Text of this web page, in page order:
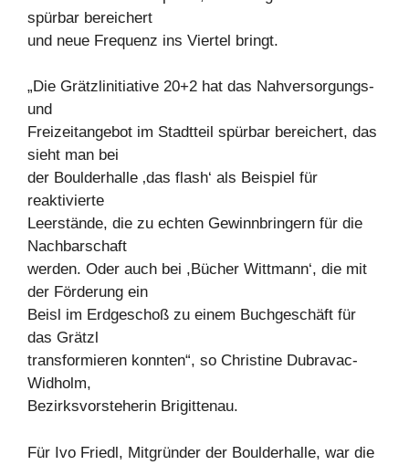
spürbar bereichert
und neue Frequenz ins Viertel bringt.
„Die Grätzlinitiative 20+2 hat das Nahversorgungs-
und
Freizeitangebot im Stadtteil spürbar bereichert, das
sieht man bei
der Boulderhalle ‚das flash‘ als Beispiel für
reaktivierte
Leerstände, die zu echten Gewinnbringern für die
Nachbarschaft
werden. Oder auch bei ,Bücher Wittmann‘, die mit
der Förderung ein
Beisl im Erdgeschoß zu einem Buchgeschäft für
das Grätzl
transformieren konnten“, so Christine Dubravac-
Widholm,
Bezirksvorsteherin Brigittenau.
Für Ivo Friedl, Mitgründer der Boulderhalle, war die